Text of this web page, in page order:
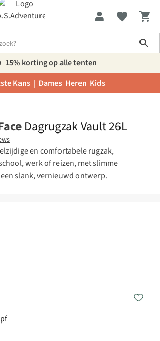
15% korting op alle tenten
Kans | Dames Heren Kids
Dagrugzak Vault 26L
en comfortabele rugzak,
werk of reizen, met slimme
slank, vernieuwd ontwerp.